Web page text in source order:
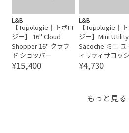
L&B
【Topologie｜トポロ
ジー】 16" Cloud
Shopper 16" クラウ
ド ショッパー
¥15,400
L&B
【Topologie｜
ジー】Mini Utility
Sacoche ミニ ユ
ィリティサコッ
¥4,730
もっと見る